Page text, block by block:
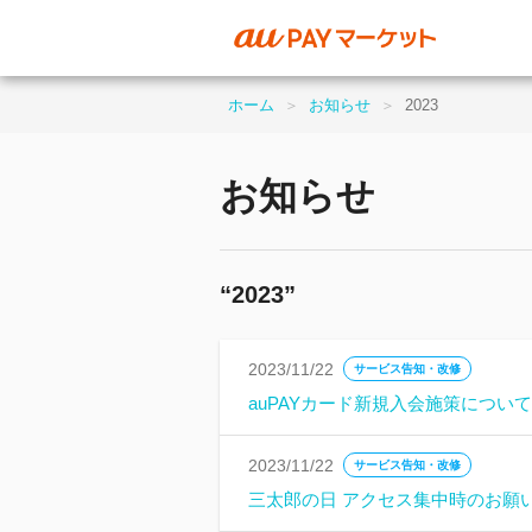
ホーム ＞ お知らせ ＞ 2023
お知らせ
“2023”
2023/11/22 サービス告知・改修
auPAYカード新規入会施策について
2023/11/22 サービス告知・改修
三太郎の日 アクセス集中時のお願